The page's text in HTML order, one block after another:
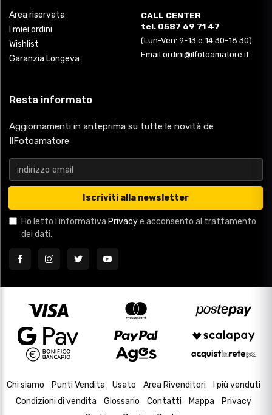
Area riservata
I miei ordini
Wishlist
Garanzia Longeva
CALL CENTER
tel. 0587 69 71 47
(Lun-Ven: 9-13 e 14.30-18.30)
Email ordini@ilfotoamatore.it
Resta informato
Aggiornamenti in anteprima su tutte le novità de
IlFotoamatore
Iscriviti alla newsletter
Ho letto l'informativa Privacye acconsento al trattamento
dei dati.
Chi siamo Punti Vendita Usato Area Rivenditori
I più venduti
Condizioni di vendita
Glossario Contatti Mappa
Privacy